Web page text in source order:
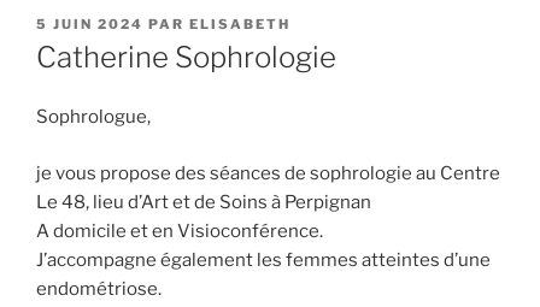
PUBLIÉ
LE
5 JUIN 2024 PAR ELISABETH
Catherine Sophrologie
Sophrologue,
je vous propose des séances de sophrologie au Centre
Le 48, lieu d’Art et de Soins à Perpignan
A domicile et en Visioconférence.
J’accompagne également les femmes atteintes d’une
endométriose.